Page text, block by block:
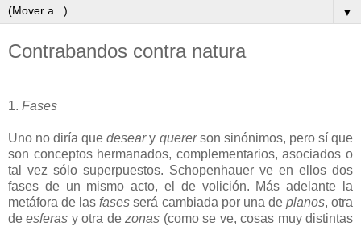
▼
Contrabandos contra natura
1. Fases
Uno no diría quedeseary quererson sinónimos, pero sí que
son conceptos hermanados, complementarios, asociados o
tal vez sólo superpuestos. Schopenhauer ve en ellos dos
fases de un mismo acto, el de volición. Más adelante la
metáfora de lasfases será cambiada por una de planos, otra
deesferas y otra dezonas (como se ve, cosas muy distintas